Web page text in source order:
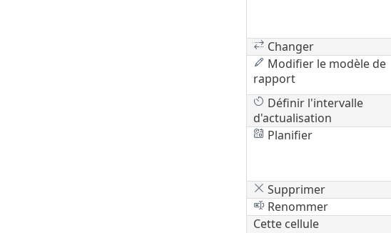
Changer
Modifier le modèle de
rapport
Définir l'intervalle
d'actualisation
Planifier
Supprimer
Renommer
Cette cellule